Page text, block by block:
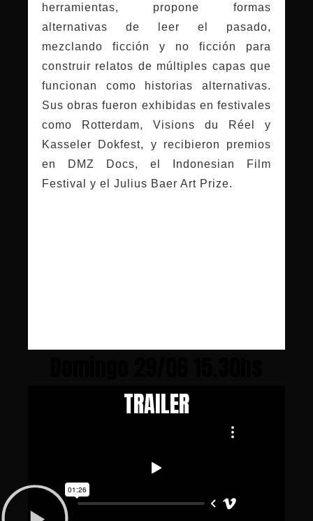
herramientas, propone formas
alternativas de leer el pasado,
mezclando ficción y no ficción para
construir relatos de múltiples capas que
funcionan como historias alternativas.
Sus obras fueron exhibidas en festivales
como Rotterdam, Visions du Réel y
Kasseler Dokfest, y recibieron premios
en DMZ Docs, el Indonesian Film
Festival y el Julius Baer Art Prize.
TRAILER